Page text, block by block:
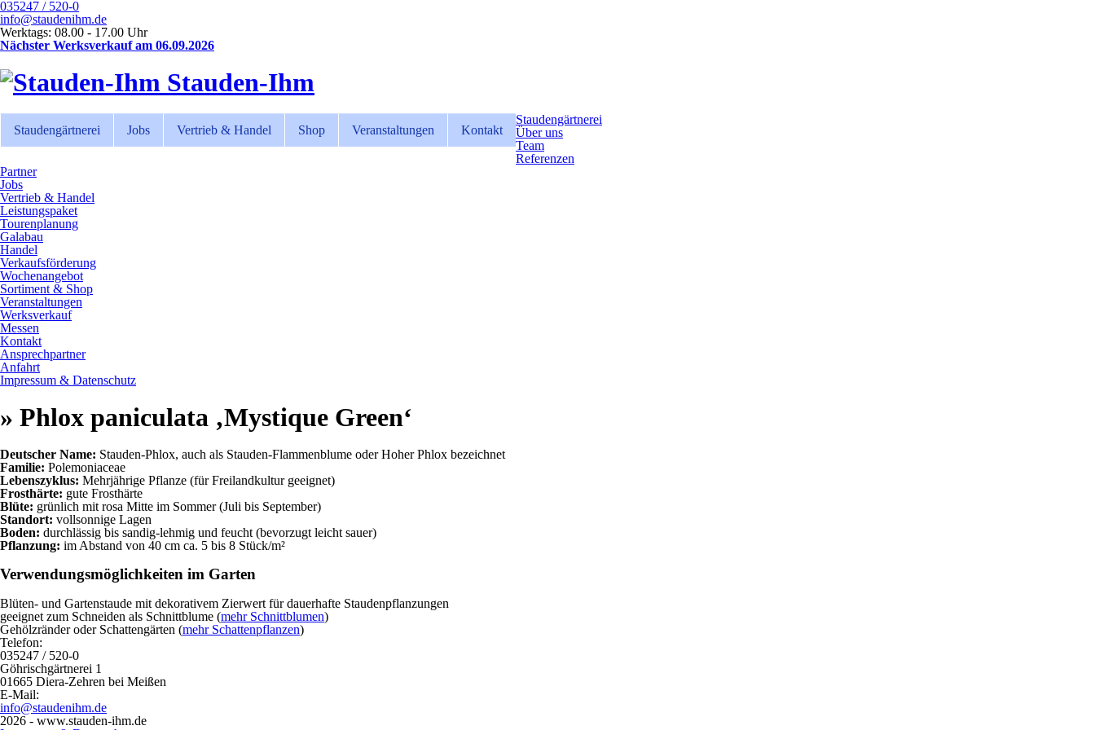
035247 / 520-0
info@staudenihm.de
Werktags: 08.00 - 17.00 Uhr
Nächster Werksverkauf am 06.09.2026
Stauden-Ihm
Staudengärtnerei Jobs Vertrieb & Handel Shop Veranstaltungen Kontakt
Staudengärtnerei
Über uns
Team
Referenzen
Partner
Jobs
Vertrieb & Handel
Leistungspaket
Tourenplanung
Galabau
Handel
Verkaufsförderung
Wochenangebot
Sortiment & Shop
Veranstaltungen
Werksverkauf
Messen
Kontakt
Ansprechpartner
Anfahrt
Impressum & Datenschutz
» Phlox paniculata ‚Mystique Green‘
Deutscher Name: Stauden-Phlox, auch als Stauden-Flammenblume oder Hoher Phlox bezeichnet
Familie: Polemoniaceae
Lebenszyklus: Mehrjährige Pflanze (für Freilandkultur geeignet)
Frosthärte: gute Frosthärte
Blüte: grünlich mit rosa Mitte im Sommer (Juli bis September)
Standort: vollsonnige Lagen
Boden: durchlässig bis sandig-lehmig und feucht (bevorzugt leicht sauer)
Pflanzung: im Abstand von 40 cm ca. 5 bis 8 Stück/m²
Verwendungsmöglichkeiten im Garten
Blüten- und Gartenstaude mit dekorativem Zierwert für dauerhafte Staudenpflanzungen
geeignet zum Schneiden als Schnittblume (mehr Schnittblumen)
Gehölzränder oder Schattengärten (mehr Schattenpflanzen)
Telefon:
035247 / 520-0
Göhrischgärtnerei 1
01665 Diera-Zehren bei Meißen
E-Mail:
info@staudenihm.de
2026 - www.stauden-ihm.de